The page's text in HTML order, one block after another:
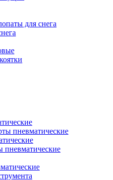
для снега
пневматические